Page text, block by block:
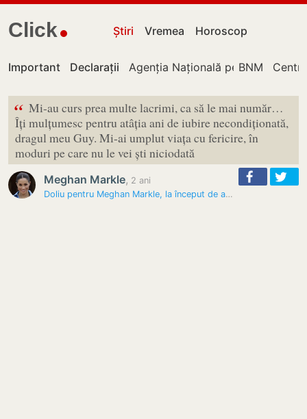
Click Știri Vremea Horoscop
Important Declarații Agenția Națională pentru
BNM
“ Mi-au curs prea multe lacrimi, ca să le mai număr…
Îți mulțumesc pentru atâția ani de iubire necondiționată,
dragul meu Guy. Mi-ai umplut viața cu fericire, în
moduri pe care nu le vei ști niciodată
Meghan Markle, 2 ani
Doliu pentru Meghan Markle, la început de an. Ducesa a făcut anunțul:…